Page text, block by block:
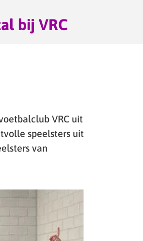
bij VRC
VRC uit
speelsters uit
van